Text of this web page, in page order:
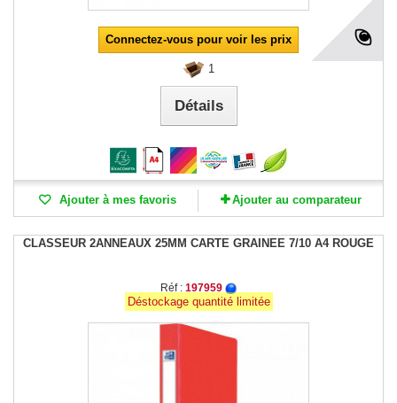
Connectez-vous pour voir les prix
1
Détails
Ajouter à mes favoris Ajouter au comparateur
CLASSEUR 2ANNEAUX 25MM CARTE GRAINEE 7/10 A4 ROUGE
Réf : 197959
Déstockage quantité limitée